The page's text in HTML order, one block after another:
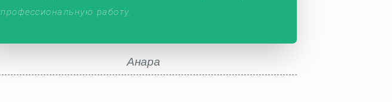
профессиональную работу.
Анара